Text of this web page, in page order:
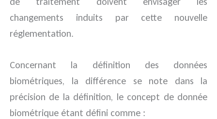
changements induits par cette nouvelle
réglementation.
Concernant la définition des données
biométriques, la différence se note dans la
précision de la définition, le concept de donnée
biométrique étant défini comme :